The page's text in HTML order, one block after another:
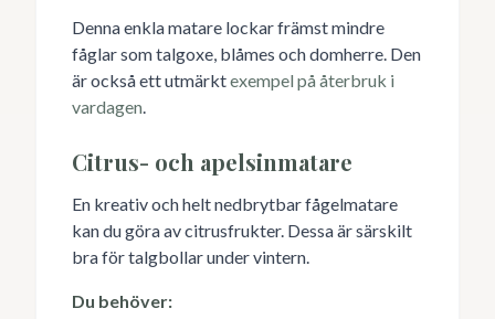
Denna enkla matare lockar främst mindre
fåglar som talgoxe, blåmes och domherre. Den
är också ett utmärktexempel på återbruk i
vardagen.
Citrus- och apelsinmatare
En kreativ och helt nedbrytbar fågelmatare
kan du göra av citrusfrukter. Dessa är särskilt
bra för talgbollar under vintern.
Du behöver: